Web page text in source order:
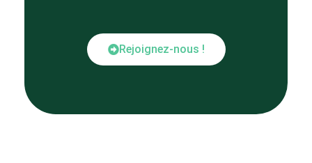
Rejoignez-nous !